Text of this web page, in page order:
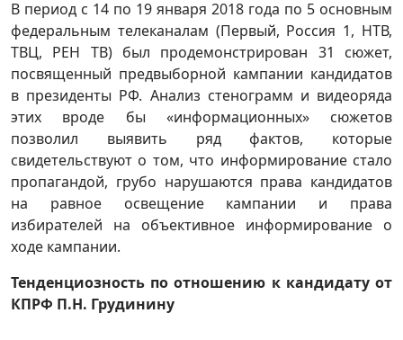
В период с 14 по 19 января 2018 года по 5 основным
федеральным телеканалам (Первый, Россия 1, НТВ,
ТВЦ, РЕН ТВ) был продемонстрирован 31 сюжет,
посвященный предвыборной кампании кандидатов
в президенты РФ. Анализ стенограмм и видеоряда
этих вроде бы «информационных» сюжетов
позволил выявить ряд фактов, которые
свидетельствуют о том, что информирование стало
пропагандой, грубо нарушаются права кандидатов
на равное освещение кампании и права
избирателей на объективное информирование о
ходе кампании.
Тенденциозность по отношению к кандидату от
КПРФ П.Н. Грудинину